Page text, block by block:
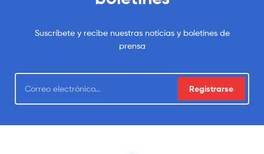
Suscríbete y recibe nuestras noticias y boletines de
prensa
Registrarse